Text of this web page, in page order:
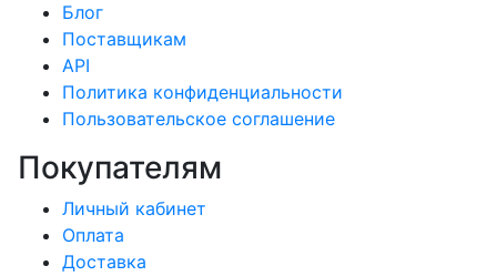
Блог
Поставщикам
API
Политика конфиденциальности
Пользовательское соглашение
Покупателям
Личный кабинет
Оплата
Доставка